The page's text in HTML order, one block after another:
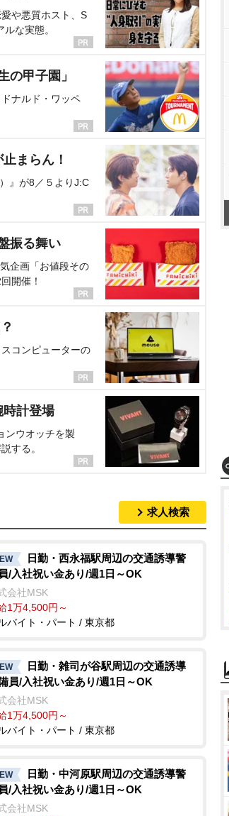
や悪質ホスト、S
な実態。
の甲子園」
ナルド・ワッペ
まらん！
』が8／５よりJ:C
振る舞い
企画「お値段その
開催！
コンピューターの
時計登場
ンウオッチを製
する。
求人検索
日勤・西永福駅周辺の交通誘導警
/入社祝い金あり/週1日～OK
会社MSK
1万4,500円～
バイト・パート / 東京都
日勤・雑司が谷駅周辺の交通誘導
員/入社祝い金あり/週1日～OK
会社MSK
1万4,500円～
バイト・パート / 東京都
日勤・中河原駅周辺の交通誘導警
/入社祝い金あり/週1日～OK
会社MSK